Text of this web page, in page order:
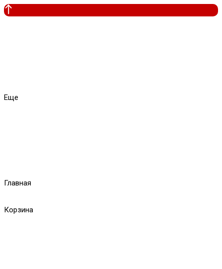
Еще
Главная
Корзина